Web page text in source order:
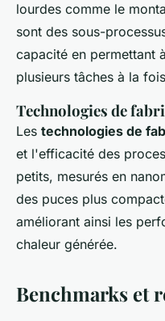
lourdes comme le
sont des sous-
capacité en permettant
plusieurs tâches à la
Technologies de
Les technologies de
et l'efficacité des
petits, mesurés en
des puces plus
améliorant ainsi les
chaleur générée.
Benchmarks et